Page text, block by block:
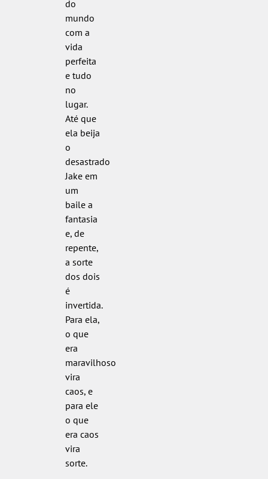
do
mundo
com a
vida
perfeita
e tudo
no
lugar.
Até que
ela beija
o
desastrado
Jake em
um
baile a
fantasia
e, de
repente,
a sorte
dos dois
é
invertida.
Para ela,
o que
era
maravilhoso
vira
caos, e
para ele
o que
era caos
vira
sorte.